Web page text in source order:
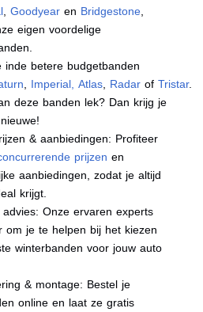
,Goodyear en Bridgestone
eigen voordelige
inde betere budgetbanden
Imperial Atlas Radar ofTristar.
deze banden lek? Dan krijg je
& aanbiedingen: Profiteer
prijzen en
aanbiedingen, zodat je altijd
krijgt.
advies: Onze ervaren experts
om je te helpen bij het kiezen
winterbanden voor jouw auto
& montage: Bestel je
online en laat ze gratis